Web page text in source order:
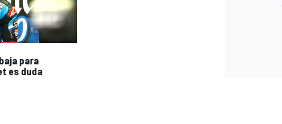
para
es duda